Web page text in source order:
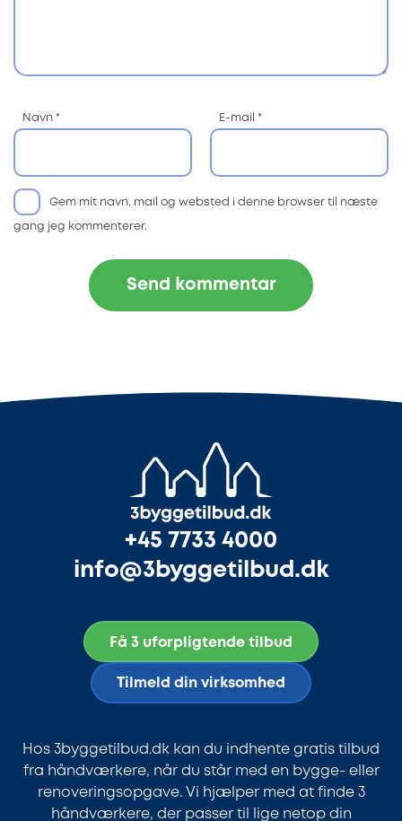
Navn * E-mail *
Gem mit navn, mail og websted i denne browser til næste
gang jeg kommenterer.
+45 7733 4000
info@3byggetilbud.dk
Få 3 uforpligtende tilbud
Tilmeld din virksomhed
Hos 3byggetilbud.dk kan du indhente gratis tilbud
fra håndværkere, når du står med en bygge- eller
renoveringsopgave. Vi hjælper med at finde 3
håndværkere, der passer til lige netop din